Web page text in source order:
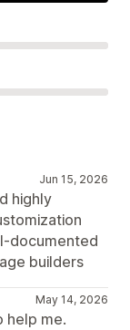
Jun 15, 2026
highly
documented
builders
May 14, 2026
help me.